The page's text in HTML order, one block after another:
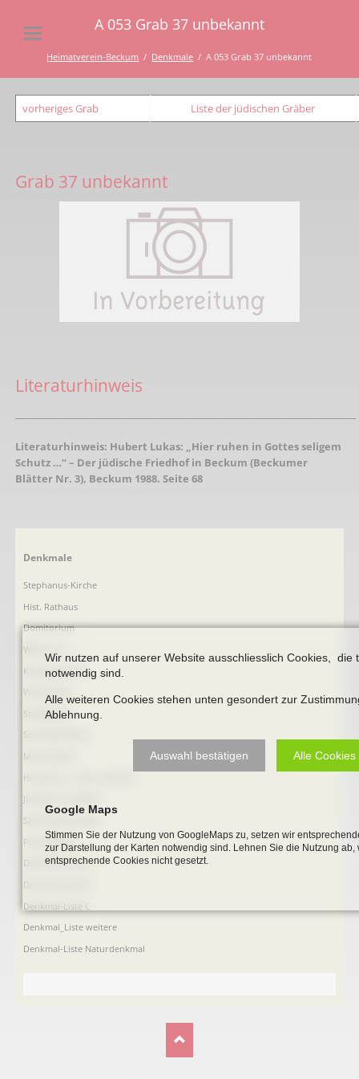
A 053 Grab 37 unbekannt
Heimatverein-Beckum Denkmale A 053 Grab 37 unbekannt
vorheriges Grab Liste der jüdischen Gräber
Grab 37 unbekannt
Literaturhinweis
Literaturhinweis: Hubert Lukas: „Hier ruhen in Gottes seligem
Schutz …“ – Der jüdische Friedhof in Beckum (Beckumer
Blätter Nr. 3), Beckum 1988. Seite 68
Navigation
Denkmale
Stephanus-Kirche
Hist. Rathaus
Domitorium
Wehrturm
Köttings Mühle
Windmühle
Ständehaus
Schmiede Galen
Mariensäule
Hochkreuz - Alter Friedhof
Jüdischer Friedhof
Steinkisten Gräber
Fürstengrab
Denkmal-Liste A
Denkmal-Liste B
Denkmal-Liste C
Denkmal_Liste weitere
Denkmal-Liste Naturdenkmal
Wir nutzen auf unserer Website ausschliesslich Cookies, die
notwendig sind.
Alle weiteren Cookies stehen unten gesondert zur
Ablehnung.
Auswahl bestätigen Alle
Google Maps
Stimmen Sie der Nutzung von GoogleMaps zu, setzen wir
zur Darstellung der Karten notwendig sind. Lehnen Sie die Nutzung ab,
entsprechende Cookies nicht gesetzt.